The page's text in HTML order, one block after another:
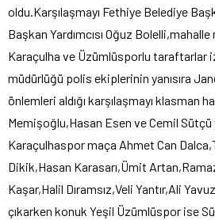
oldu.Karşılaşmayı Fethiye Belediye
Başkan Yardımcısı Oğuz
Karaçulha ve Üzümlüsporlu taraftarlar
müdürlüğü polis ekiplerinin yanısıra
önlemleri aldığı karşılaşmayı klasman
Memişoğlu,Hasan Esen ve Cemil
Karaçulhaspor maça Ahmet Can
Dikik,Hasan Karasarı,Ümit
Kaşar,Halil Dıramsız,Veli Yantır,Ali
çıkarken konuk Yeşil Üzümlüspor ise